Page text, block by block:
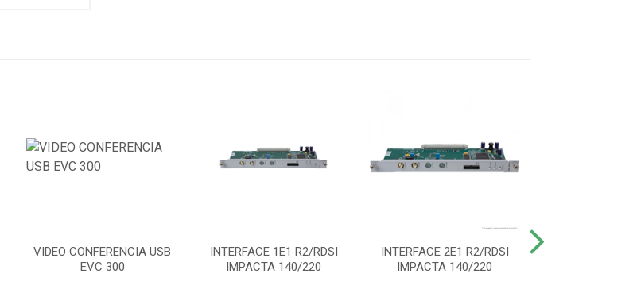
VIDEO CONFERENCIA USB
EVC 300
INTERFACE 1E1 R2/RDSI
IMPACTA 140/220
INTERFACE 2E1 R2/RDSI
IMPACTA 140/220